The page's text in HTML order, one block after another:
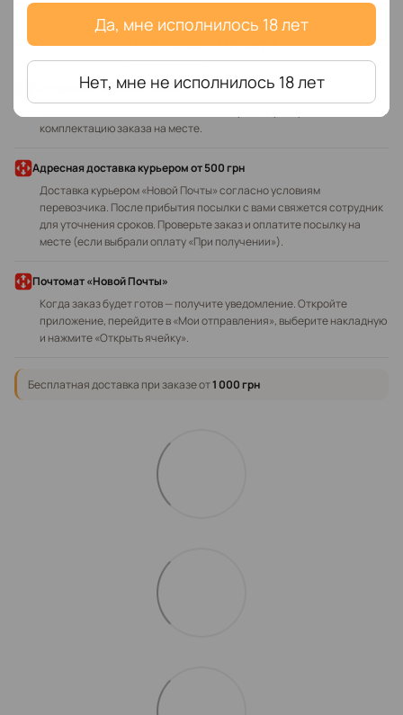
Да, мне исполнилось 18 лет
Нет, мне не исполнилось 18 лет
Доставка Оплата
В отделение «Новой Почты»
Оплата в отделении наличными или картой. Проверьте состояние и
комплектацию заказа на месте.
Адресная доставка курьеромот 500 грн
Доставка курьером «Новой Почты» согласно условиям
перевозчика. После прибытия посылки с вами свяжется сотрудник
для уточнения сроков. Проверьте заказ и оплатите посылку на
месте (если выбрали оплату «При получении»).
Почтомат «Новой Почты»
Когда заказ будет готов — получите уведомление. Откройте
приложение, перейдите в «Мои отправления», выберите накладную
и нажмите «Открыть ячейку».
Бесплатная доставка при заказе от1 000 грн